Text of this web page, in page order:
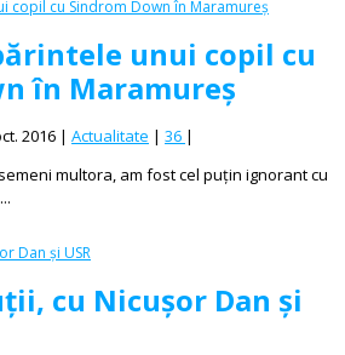
unui copil cu
în Maramureș
2016 | Actualitate | 36 |
multora, am fost cel puțin ignorant cu
cu Nicușor Dan și